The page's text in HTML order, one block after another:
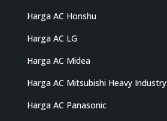
Harga AC Honshu
Harga AC LG
Harga AC Midea
Harga AC Mitsubishi Heavy Industry
Harga AC Panasonic